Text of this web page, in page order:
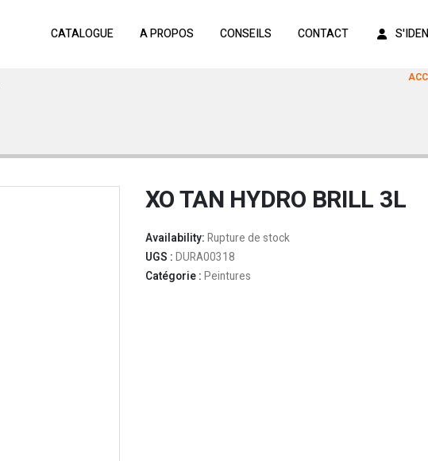
CATALOGUE A PROPOS CONSEILS CONTACT
XO TAN HYDRO BRILL 3L
Availability: Rupture de stock
UGS : DURA00318
Catégorie : Peintures